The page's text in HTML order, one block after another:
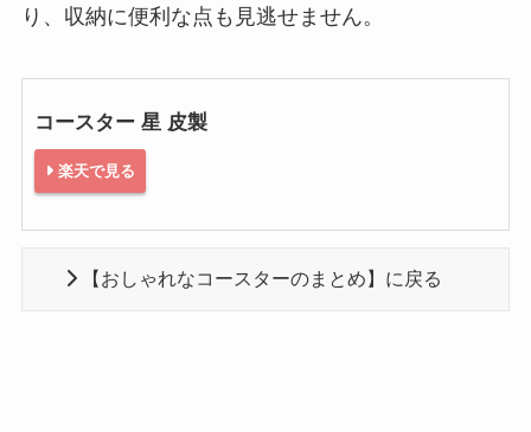
り、収納に便利な点も見逃せません。
コースター 星 皮製
楽天で見る
【おしゃれなコースターのまとめ】に戻る